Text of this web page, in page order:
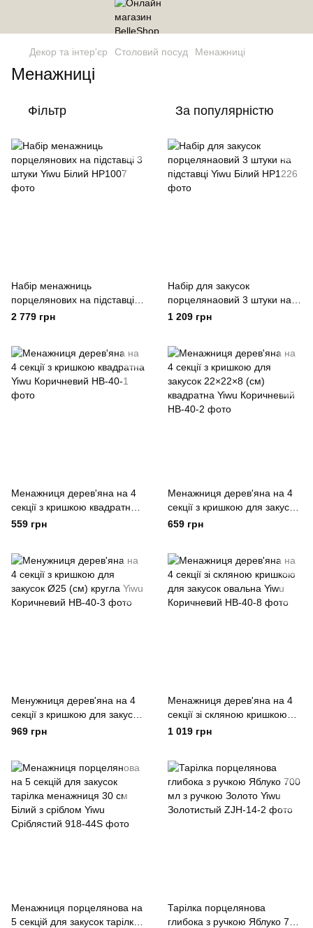
Декор та інтер'єр Столовий посуд Менажниці
Менажниці
Фільтр За популярністю
Набір менажниць
порцелянових на підставці 3
штуки Yiwu Білий
2 779 грн
Набір для закусок
порцелянаовий 3 штуки на
підставці Yiwu Білий
1 209 грн
Менажниця дерев'яна на 4
секції з кришкою квадратна
Yiwu Коричневий
559 грн
Менажниця дерев'яна на 4
секції з кришкою для закусок
22×22×8 (см) квадратна Yiwu
659 грн
Менужниця дерев'яна на 4
секції з кришкою для закусок
Ø25 (см) кругла Yiwu
969 грн
Менажниця дерев'яна на 4
секції зі скляною кришкою
для закусок овальна Yiwu
1 019 грн
Менажниця порцелянова на
5 секцій для закусок тарілка
Тарілка порцелянова
глибока з ручкою Яблуко 700